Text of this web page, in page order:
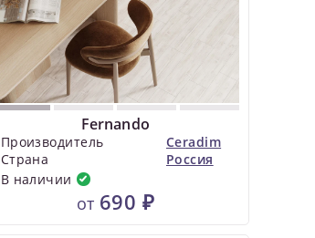
Fernando
Производитель
Ceradim
Страна
Россия
В наличии
от 690 ₽